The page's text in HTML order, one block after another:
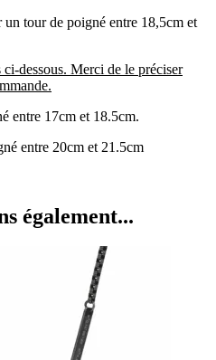
un tour de poigné entre 18,5cm et
dessous. Merci de le préciser
entre 17cm et 18.5cm.
entre 20cm et 21.5cm
également...